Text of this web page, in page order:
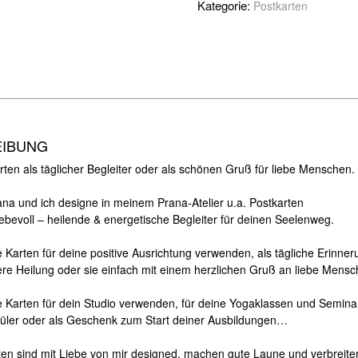
Kategorie: Postkarten
als täglicher Begleiter oder als schönen Gruß für liebe Menschen.
und ich designe in meinem Prana-Atelier u.a. Postkarten
– heilende & energetische Begleiter für deinen Seelenweg.
Karten für deine positive Ausrichtung verwenden, als tägliche
Heilung oder sie einfach mit einem herzlichen Gruß an liebe
Karten für dein Studio verwenden, für deine Yogaklassen und
oder als Geschenk zum Start deiner Ausbildungen…
sind mit Liebe von mir designed, machen gute Laune und